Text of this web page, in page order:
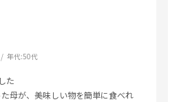
年代:50代
た
母が、美味しい物を簡単に食べれ